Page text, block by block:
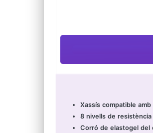
Xassís compatible
8 nivells de resistència
Corró de elastogel del